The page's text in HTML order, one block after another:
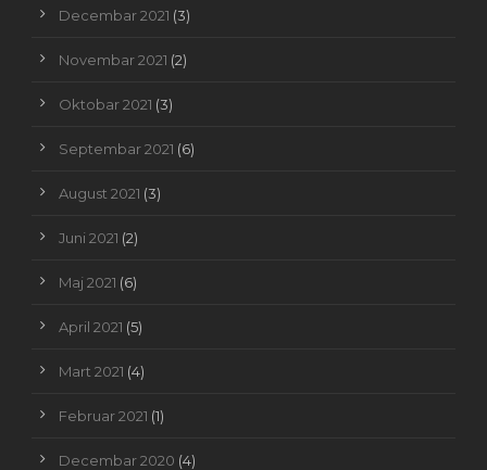
Decembar 2021 (3)
Novembar 2021 (2)
Oktobar 2021 (3)
Septembar 2021 (6)
August 2021 (3)
Juni 2021 (2)
Maj 2021 (6)
April 2021 (5)
Mart 2021 (4)
Februar 2021 (1)
Decembar 2020 (4)